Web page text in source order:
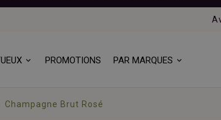
PROMOTIONS PAR MARQUES
Champagne Brut Rosé